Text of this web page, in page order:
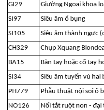
GI29
Giường Ngoại khoa
SI97
Siêu âm ổ bụng
SI105
Siêu âm thành ngực
CH329
Chụp Xquang
BA15
Bàn tay hoặc cổ tay
SI34
Siêu âm tuyến vú hai
PH779
Phẫu thuật nội soi ổ
NO126
Nối tắt ruột non -